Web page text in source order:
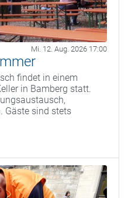
Mi. 12. Aug. 2026 17:00
findet in einem
in Bamberg statt.
Gäste sind stets